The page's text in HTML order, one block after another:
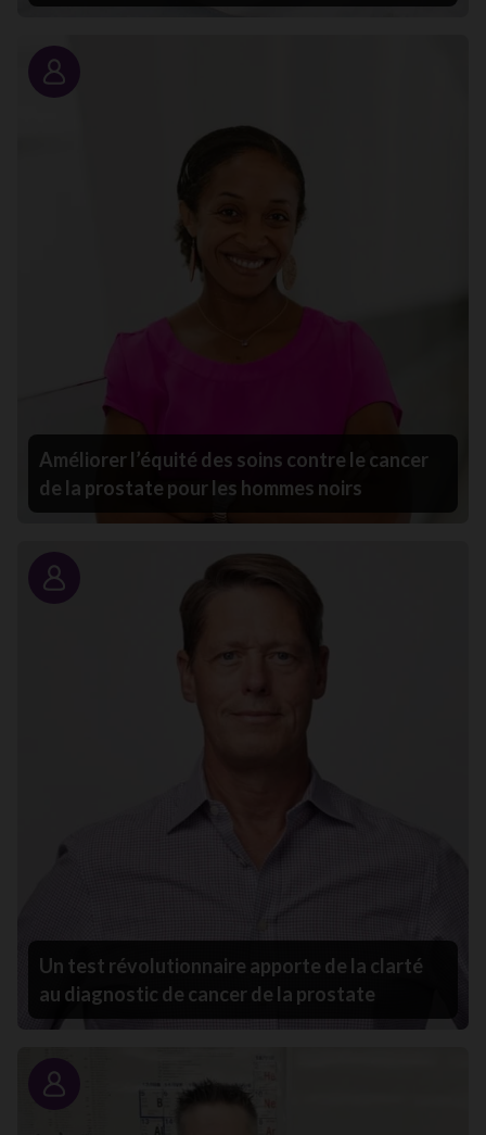
Portrait
Améliorer l’équité des soins contre le cancer
de la prostate pour les hommes noirs
Portrait
Un test révolutionnaire apporte de la clarté
au diagnostic de cancer de la prostate
Portrait